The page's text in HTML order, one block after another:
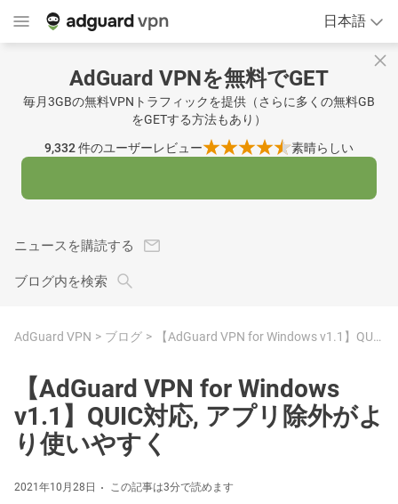
日本語
AdGuard VPNを無料でGET
毎月3GBの無料VPNトラフィックを提供（さらに多くの無料GB
をGETする方法もあり）
9,332件のユーザーレビュー 素晴らしい
ニュースを購読する
ブログ内を検索
AdGuard VPN ブログ 【AdGuard VPN for Windows v1.1】QUIC対応, アプリ除外がより使いやすく
【AdGuard VPN for Windows
v1.1】QUIC対応, アプリ除外がよ
り使いやすく
2021年10月28日 この記事は3分で読めます